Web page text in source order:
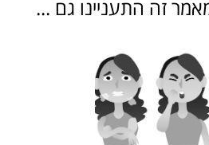
זה התעניינו גם ...